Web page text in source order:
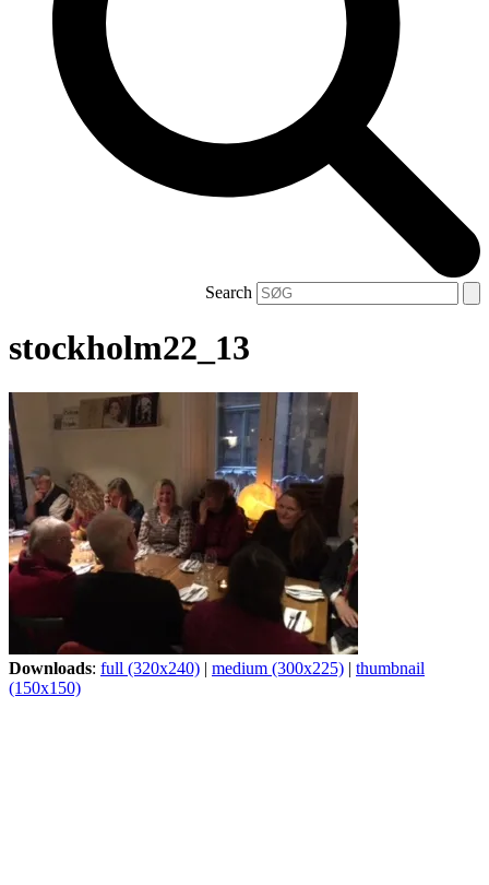
Search
stockholm22_13
Downloads: full (320x240) | medium (300x225) | thumbnail
(150x150)